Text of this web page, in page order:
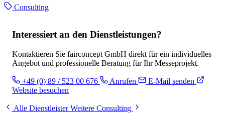
Consulting
Interessiert an den Dienstleistungen?
Kontaktieren Sie fairconcept GmbH direkt für ein individuelles
Angebot und professionelle Beratung für Ihr Messeprojekt.
+49 (0) 89 / 523 00 676 Anrufen
E-Mail senden
Website besuchen
Alle DienstleisterWeitere Consulting